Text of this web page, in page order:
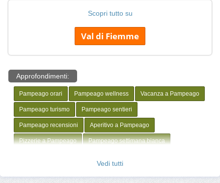
Scopri tutto su
Val di Fiemme
Approfondimenti:
Pampeago orari Pampeago wellness Vacanza a Pampeago
Pampeago turismo Pampeago sentieri
Pampeago recensioni Aperitivo a Pampeago
Pizzerie a Pampeago Pampeago settimana bianca
Vedi tutti